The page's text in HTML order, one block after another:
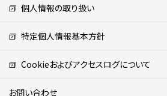
個人情報の取り扱い
特定個人情報基本方針
Cookieおよびアクセスログについて
お問い合わせ